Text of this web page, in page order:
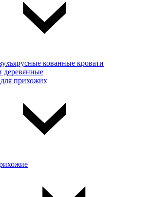
кованные кровати
деревянные
прихожих